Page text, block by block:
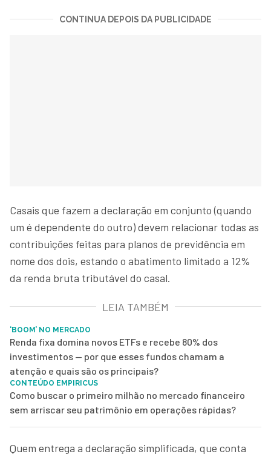
CONTINUA DEPOIS DA PUBLICIDADE
Casais que fazem a declaração em conjunto (quando
um é dependente do outro) devem relacionar todas as
contribuições feitas para planos de previdência em
nome dos dois, estando o abatimento limitado a 12%
da renda bruta tributável do casal.
LEIA TAMBÉM
‘BOOM’ NO MERCADO
Renda fixa domina novos ETFs e recebe 80% dos
investimentos — por que esses fundos chamam a
atenção e quais são os principais?
CONTEÚDO EMPIRICUS
Como buscar o primeiro milhão no mercado financeiro
sem arriscar seu patrimônio em operações rápidas?
Quem entrega a declaração simplificada, que conta